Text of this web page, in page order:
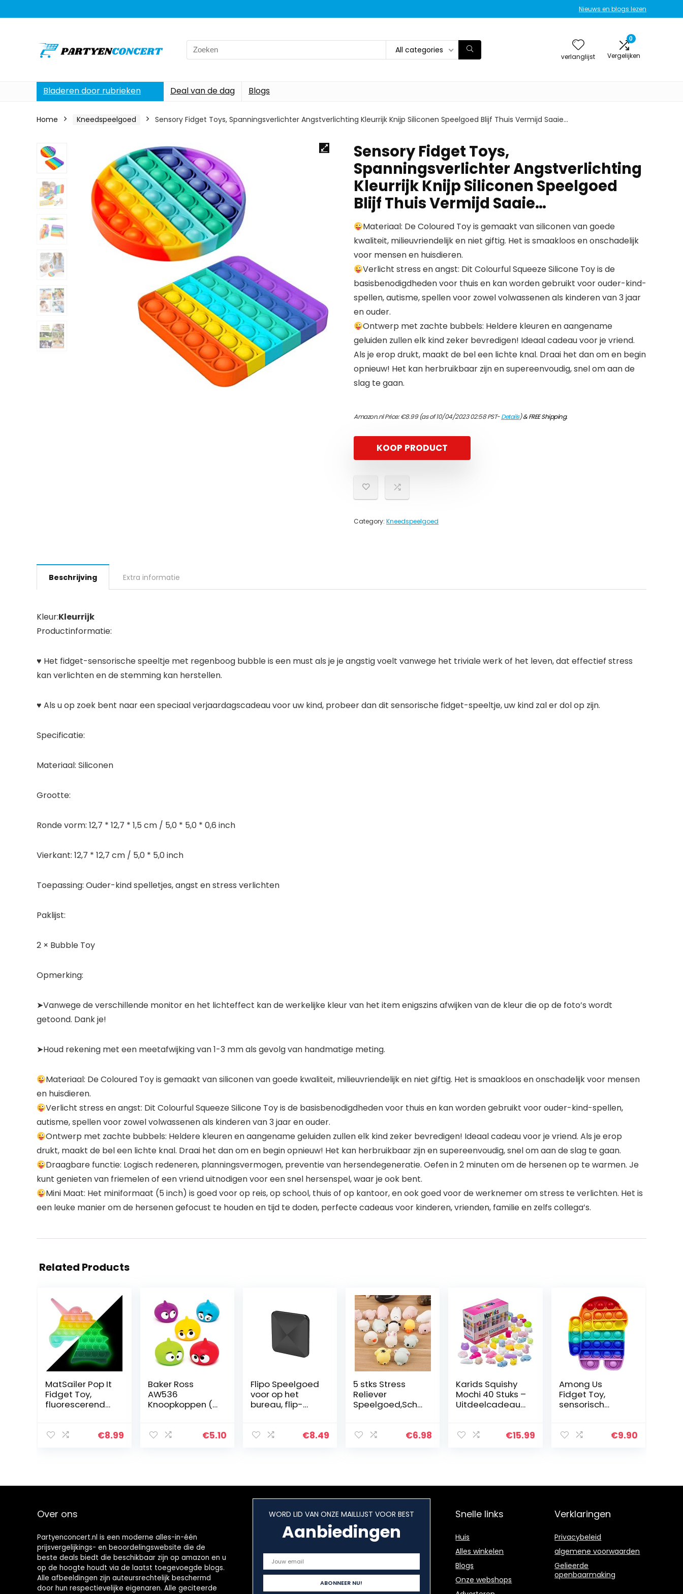
Nieuws en blogs lezen
Search
for:
All categories
verlanglijst
0
Vergelijken
Bladeren door rubrieken Deal van de dag Blogs
Home Kneedspeelgoed Sensory Fidget Toys, Spanningsverlichter Angstverlichting Kleurrijk Knijp Siliconen Speelgoed Blijf Thuis Vermijd Saaie…
Sensory Fidget Toys,
Spanningsverlichter Angstverlichting
Kleurrijk Knijp Siliconen Speelgoed
Blijf Thuis Vermijd Saaie…
Materiaal: De Coloured Toy is gemaakt van siliconen van goede
kwaliteit, milieuvriendelijk en niet giftig. Het is smaakloos en onschadelijk
voor mensen en huisdieren.
Verlicht stress en angst: Dit Colourful Squeeze Silicone Toy is de
basisbenodigdheden voor thuis en kan worden gebruikt voor ouder-kind-
spellen, autisme, spellen voor zowel volwassenen als kinderen van 3 jaar
en ouder.
Ontwerp met zachte bubbels: Heldere kleuren en aangename
geluiden zullen elk kind zeker bevredigen! Ideaal cadeau voor je vriend.
Als je erop drukt, maakt de bel een lichte knal. Draai het dan om en begin
opnieuw! Het kan herbruikbaar zijn en supereenvoudig, snel om aan de
slag te gaan.
Amazon.nl Price:€8.99(as of 10/04/2023 02:58 PST-Details)&FREE Shipping.
KOOP PRODUCT
Category: Kneedspeelgoed
Beschrijving Extra informatie
Kleur:Kleurrijk
Productinformatie:
​♥ Het fidget-sensorische speeltje met regenboog bubble is een must als je je angstig voelt vanwege het triviale werk of het leven, dat effectief stress
kan verlichten en de stemming kan herstellen.
​​♥ Als u op zoek bent naar een speciaal verjaardagscadeau voor uw kind, probeer dan dit sensorische fidget-speeltje, uw kind zal er dol op zijn.
Specificatie:
Materiaal: Siliconen
Grootte:
Ronde vorm: 12,7 * 12,7 * 1,5 cm / 5,0 * 5,0 * 0,6 inch
Vierkant: 12,7 * 12,7 cm / 5,0 * 5,0 inch
Toepassing: Ouder-kind spelletjes, angst en stress verlichten
Paklijst:
2 × Bubble Toy
Opmerking:
➤Vanwege de verschillende monitor en het lichteffect kan de werkelijke kleur van het item enigszins afwijken van de kleur die op de foto’s wordt
getoond. Dank je!
➤Houd rekening met een meetafwijking van 1-3 mm als gevolg van handmatige meting.
Materiaal: De Coloured Toy is gemaakt van siliconen van goede kwaliteit, milieuvriendelijk en niet giftig. Het is smaakloos en onschadelijk voor mensen
en huisdieren.
Verlicht stress en angst: Dit Colourful Squeeze Silicone Toy is de basisbenodigdheden voor thuis en kan worden gebruikt voor ouder-kind-spellen,
autisme, spellen voor zowel volwassenen als kinderen van 3 jaar en ouder.
Ontwerp met zachte bubbels: Heldere kleuren en aangename geluiden zullen elk kind zeker bevredigen! Ideaal cadeau voor je vriend. Als je erop
drukt, maakt de bel een lichte knal. Draai het dan om en begin opnieuw! Het kan herbruikbaar zijn en supereenvoudig, snel om aan de slag te gaan.
Draagbare functie: Logisch redeneren, planningsvermogen, preventie van hersendegeneratie. Oefen in 2 minuten om de hersenen op te warmen. Je
kunt genieten van friemelen of een vriend uitnodigen voor een snel hersenspel, waar je ook bent.
Mini Maat: Het miniformaat (5 inch) is goed voor op reis, op school, thuis of op kantoor, en ook goed voor de werknemer om stress te verlichten. Het is
een leuke manier om de hersenen gefocust te houden en tijd te doden, perfecte cadeaus voor kinderen, vrienden, familie en zelfs collega’s.
Related Products
MatSailer Pop It
Fidget Toy,
fluorescerend
pop bubbels,€8.99
Baker Ross
AW536
Knoopkoppen (6
kleuren – om uit
€5.10
Flipo Speelgoed
voor op het
bureau, flip-
speelgoed, flipo,
€8.49
5 stks Stress
Reliever
Speelgoed,Scha
Kat Knijp Healing
€6.98
Karids Squishy
Mochi 40 Stuks –
Uitdeelcadeautj
€15.99
Among Us
Fidget Toy,
sensorisch
regenboogkleur,
€9.90
Over ons
Partyenconcert.nl is een moderne alles-in-één
prijsvergelijkings- en beoordelingswebsite die de
beste deals biedt die beschikbaar zijn op amazon en u
op de hoogte houdt via de laatst toegevoegde blogs.
Alle afbeeldingen zijn auteursrechtelijk beschermd
door hun respectievelijke eigenaren. Alle geciteerde
WORD LID VAN ONZE MAILLIJST VOOR BEST
Aanbiedingen
Snelle links
Huis
Alles winkelen
Blogs
Onze webshops
Verklaringen
Privacybeleid
algemene voorwaarden
Gelieerde
openbaarmaking